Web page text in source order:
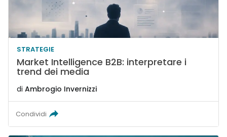
STRATEGIE
Market Intelligence B2B: interpretare i
trend dei media
di Ambrogio Invernizzi
Condividi